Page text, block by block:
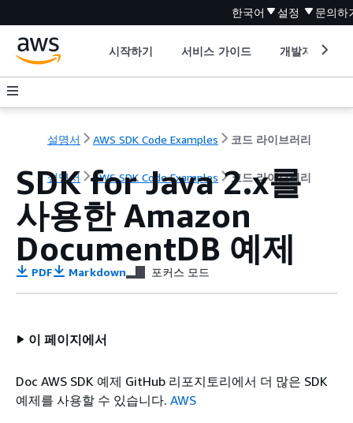
한국어 설정 문의하
시작하기 서비스 가이드 개발자 도구
설명서 AWS SDK Code Examples 코드 라이브러리
설명서 AWS SDK Code Examples 코드 라이브러리
SDK for Java 2.x를
사용한 Amazon
DocumentDB 예제
PDF Markdown 포커스 모드
이 페이지에서
Doc AWS SDK 예제 GitHub 리포지토리에서 더 많은 SDK
예제를 사용할 수 있습니다. AWS